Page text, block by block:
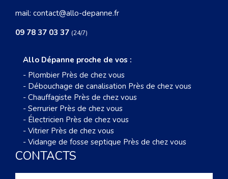
mail: contact@allo-depanne.fr
09 78 37 03 37 (24/7)
Allo Dépanne proche de vos :
- Plombier Près de chez vous
- Débouchage de canalisation Près de chez vous
- Chauffagiste Près de chez vous
- Serrurier Près de chez vous
- Électricien Près de chez vous
- Vitrier Près de chez vous
- Vidange de fosse septique Près de chez vous
CONTACTS